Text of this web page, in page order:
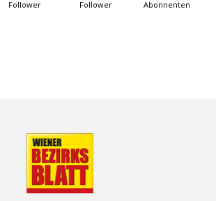
Follower Follower Abonnenten